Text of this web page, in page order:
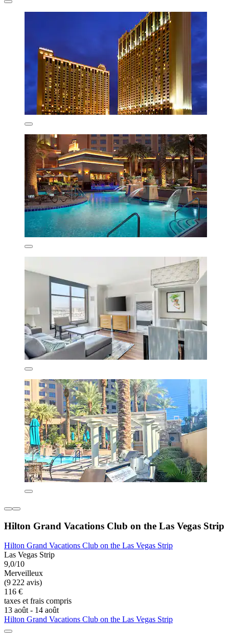
Hilton Grand Vacations Club on the Las Vegas Strip
Hilton Grand Vacations Club on the Las Vegas Strip
Las Vegas Strip
9,0/10
Merveilleux
(9 222 avis)
116 €
taxes et frais compris
13 août - 14 août
Hilton Grand Vacations Club on the Las Vegas Strip